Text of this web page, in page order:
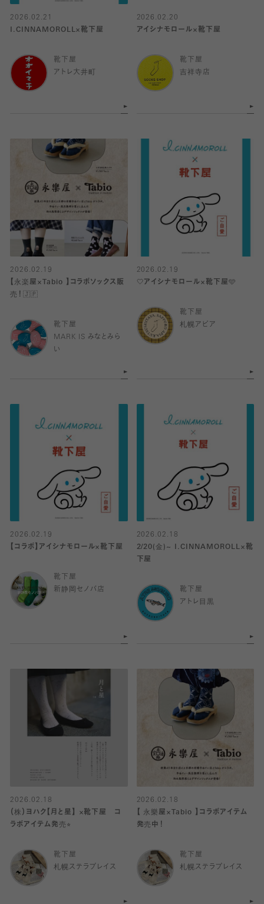
2026.02.21
I.CINNAMOROLL×靴下屋
靴下屋
アトレ大井町
2026.02.20
アイシナモロール×靴下屋
靴下屋
吉祥寺店
2026.02.19
【永楽屋×Tabio 】コラボソックス販
売！🇯🇵
靴下屋
MARK IS みなとみら
い
2026.02.19
🤍アイシナモロール×靴下屋🩵
靴下屋
札幌アピア
2026.02.19
【コラボ】アイシナモロール×靴下屋
靴下屋
新静岡セノバ店
2026.02.18
2/20(金)~ I.CINNAMOROLL×靴
下屋
靴下屋
アトレ目黒
2026.02.18
（株）ヨハク【月と星】 ×靴下屋 コ
ラボアイテム発売⭐︎
靴下屋
札幌ステラプレイス
2026.02.18
【 永樂屋×Tabio 】コラボアイテム
発売中！
靴下屋
札幌ステラプレイス